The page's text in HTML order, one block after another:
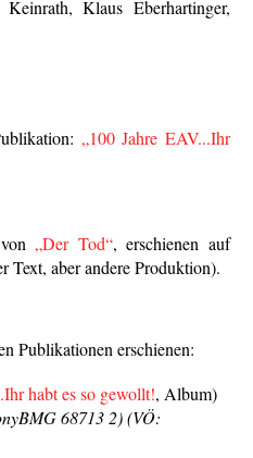
Klaus Eberhartinger,
„100 Jahre EAV...Ihr
„Der Tod“, erschienen auf
Text, aber andere Produktion).
Publikationen erschienen:
habt es so gewollt!, Album)
68713 2) (VÖ: